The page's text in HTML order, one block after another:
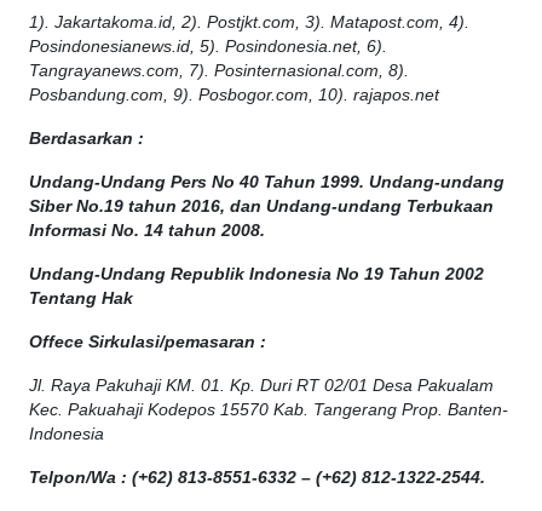
1). Jakartakoma.id, 2). Postjkt.com, 3). Matapost.com, 4).
Posindonesianews.id, 5). Posindonesia.net, 6).
Tangrayanews.com, 7). Posinternasional.com, 8).
Posbandung.com, 9). Posbogor.com, 10). rajapos.net
Berdasarkan :
Undang-Undang Pers No 40 Tahun 1999. Undang-undang
Siber No.19 tahun 2016, dan Undang-undang Terbukaan
Informasi No. 14 tahun 2008.
Undang-Undang Republik Indonesia No 19 Tahun 2002
Tentang Hak
Offece Sirkulasi/pemasaran :
Jl. Raya Pakuhaji KM. 01. Kp. Duri RT 02/01 Desa Pakualam
Kec. Pakuahaji Kodepos 15570 Kab. Tangerang Prop. Banten-
Indonesia
Telpon/Wa : (+62) 813-8551-6332 – (+62) 812-1322-2544.